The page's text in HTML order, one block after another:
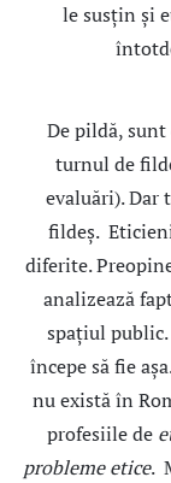
le susţin şi
De pildă,
turnul de
evaluări).
fildeş.
diferite.
analizează
spaţiul
începe să fie
nu există în
profesiile de
probleme etice.